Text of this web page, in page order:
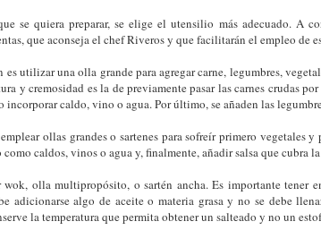
se quiera preparar, se elige el utensilio más adecuado. A
que aconseja el chef Riveros y que facilitarán el empleo de
es utilizar una olla grande para agregar carne, legumbres,
y cremosidad es la de previamente pasar las carnes crudas
incorporar caldo, vino o agua. Por último, se añaden las
ollas grandes o sartenes para sofreír primero vegetales
caldos, vinos o agua y, finalmente, añadir salsa que cubra
wok, olla multipropósito, o sartén ancha. Es importante tener
adicionarse algo de aceite o materia grasa y no se debe
la temperatura que permita obtener un salteado y no un